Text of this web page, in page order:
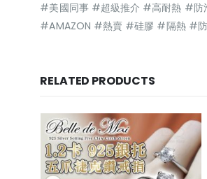
#美國同事 #超級推介 #高耐熱 #防
#AMAZON #熱賣 #硅膠 #隔熱 #
RELATED PRODUCTS